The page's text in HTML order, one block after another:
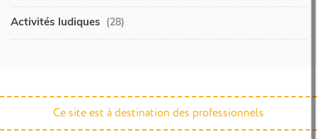
Activités ludiques (28)
Ce site est à destination des professionnels